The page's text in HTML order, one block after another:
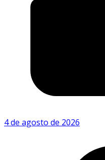
4 de agosto de 2026